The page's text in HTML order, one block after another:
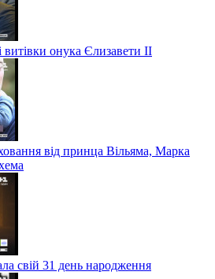
витівки онука Єлизавети II
від принца Вільяма, Марка
свій 31 день народження